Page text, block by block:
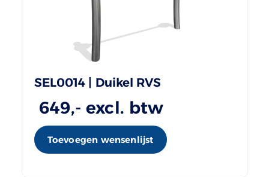
SEL0014 | Duikel RVS
649,- excl. btw
Toevoegen wensenlijst